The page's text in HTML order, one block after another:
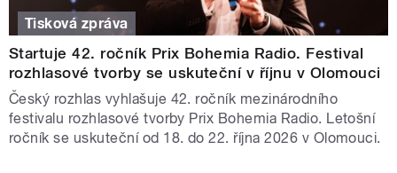
Tisková zpráva
Startuje 42. ročník Prix Bohemia Radio. Festival
rozhlasové tvorby se uskuteční v říjnu v Olomouci
Český rozhlas vyhlašuje 42. ročník mezinárodního
festivalu rozhlasové tvorby Prix Bohemia Radio. Letošní
ročník se uskuteční od 18. do 22. října 2026 v Olomouci.